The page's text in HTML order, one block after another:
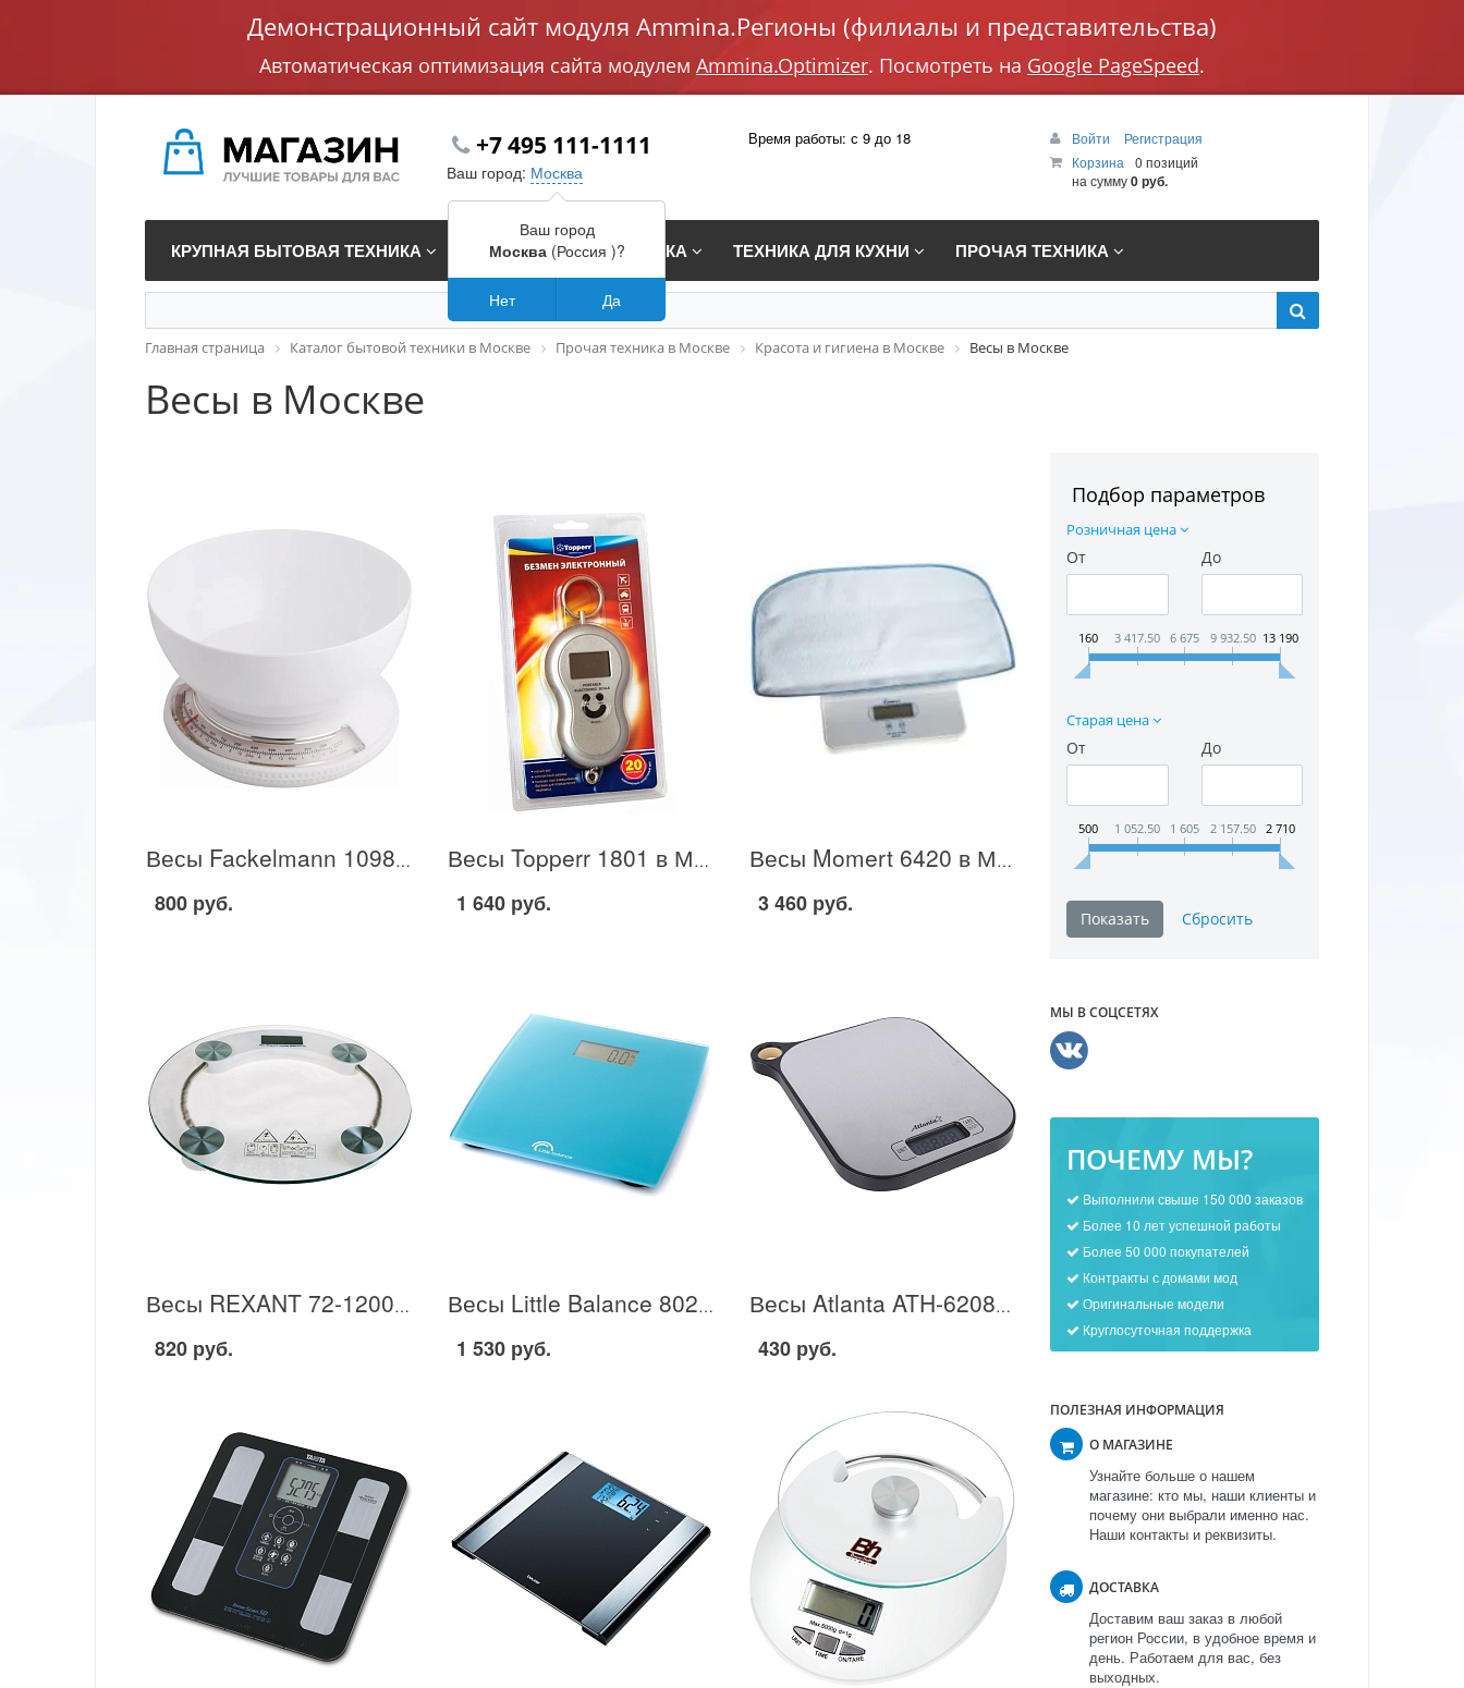
Демонстрационный сайт модуля Ammina.Регионы (филиалы и представительства)
Автоматическая оптимизация сайта модулем Ammina.Optimizer. Посмотреть на Google PageSpeed.
+7 495 111-1111
Ваш город: Москва
Время работы: с 9 до 18 Войти
Регистрация
Корзина
0 позиций
на сумму0 руб.
КРУПНАЯ БЫТОВАЯ ТЕХНИКА ВСТРАИВАЕМАЯ ТЕХНИКА ТЕХНИКА ДЛЯ КУХНИ ПРОЧАЯ ТЕХНИКА
Главная страница Каталог бытовой техники в Москве Прочая техника в Москве Красота и гигиена в Москве Весы в Москве
Весы в Москве
Подбор параметров
Розничная цена
От До
160 3 417.50 6 675 9 932.50 13 190
Старая цена
От До
500 1 052.50 1 605 2 157.50 2 710
МЫ В СОЦСЕТЯХ
ПОЧЕМУ МЫ?
Выполнили свыше 150 000 заказов
Более 10 лет успешной работы
Более 50 000 покупателей
Контракты с домами мод
Оригинальные модели
Круглосуточная поддержка
ПОЛЕЗНАЯ ИНФОРМАЦИЯ
О МАГАЗИНЕ
Узнайте больше о нашем
магазине: кто мы, наши клиенты и
почему они выбрали именно нас.
Наши контакты и реквизиты.
ДОСТАВКА
Доставим ваш заказ в любой
регион России, в удобное время и
день. Работаем для вас, без
выходных.
Весы Fackelmann 1098729 в Москве
800 руб.
Весы Topperr 1801 в Москве
1 640 руб.
Весы Momert 6420 в Москве
3 460 руб.
Весы REXANT 72-1200 в Москве
820 руб.
Весы Little Balance 8027 в Москве
1 530 руб.
Весы Atlanta ATH-6208 в Москве
430 руб.
Ваш город
Москва(Россия )?
Нет Да